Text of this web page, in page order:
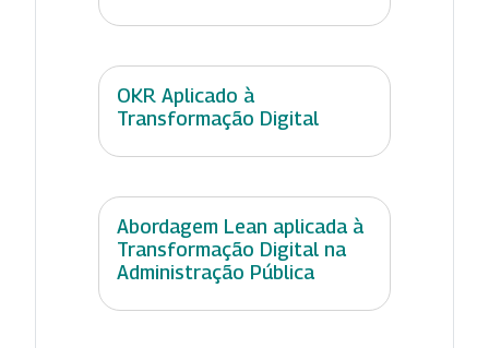
OKR Aplicado à
Transformação Digital
Abordagem Lean aplicada à
Transformação Digital na
Administração Pública